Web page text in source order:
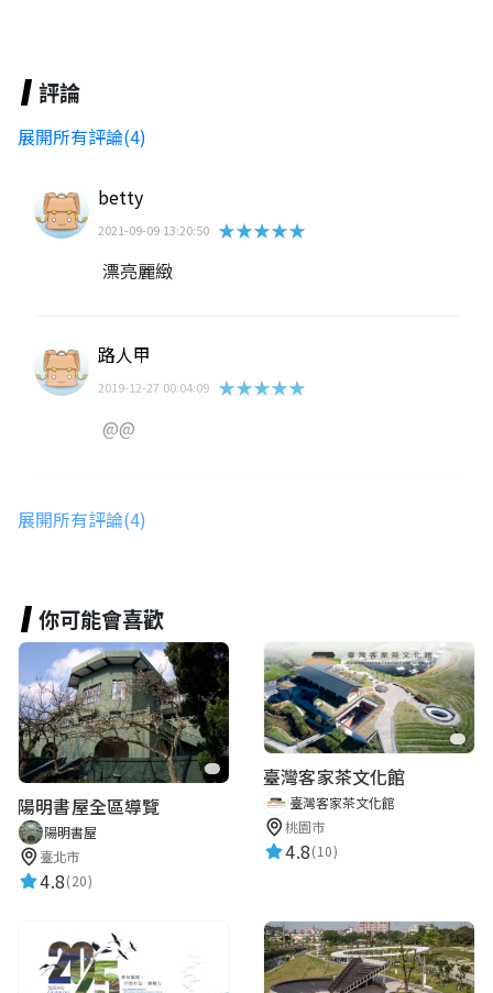
評論
展開所有評論(4)
betty
2021-09-09 13:20:50 ★★★★★
漂亮麗緻
路人甲
2019-12-27 00:04:09 ★★★★★
@@
小良
60621許云溱
2024-01-12 14:51:52 ★★★★★
展開所有評論(4)
你可能會喜歡
陽明書屋全區導覽
陽明書屋
臺北市
4.8(20)
臺灣客家茶文化館
臺灣客家茶文化館
桃園市
4.8(10)